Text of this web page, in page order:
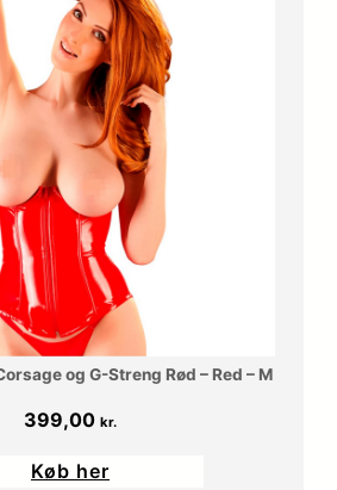
og G-Streng Rød – Red – M
399,00 kr.
Køb her